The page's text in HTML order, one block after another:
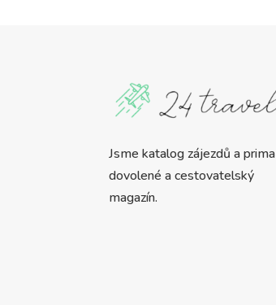
Jsme katalog zájezdů a prima
dovolené a cestovatelský
magazín.